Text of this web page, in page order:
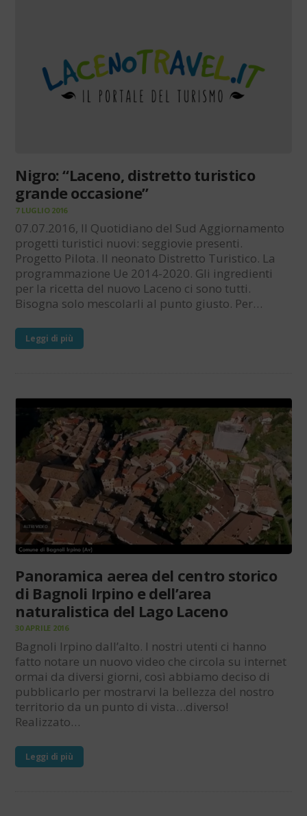
Nigro: “Laceno, distretto turistico
grande occasione”
7 LUGLIO 2016
07.07.2016, Il Quotidiano del Sud Aggiornamento
progetti turistici nuovi: seggiovie presenti.
Progetto Pilota. Il neonato Distretto Turistico. La
programmazione Ue 2014-2020. Gli ingredienti
per la ricetta del nuovo Laceno ci sono tutti.
Bisogna solo mescolarli al punto giusto. Per…
Leggi di più
Panoramica aerea del centro storico
di Bagnoli Irpino e dell’area
naturalistica del Lago Laceno
30 APRILE 2016
Bagnoli Irpino dall’alto. I nostri utenti ci hanno
fatto notare un nuovo video che circola su internet
ormai da diversi giorni, così abbiamo deciso di
pubblicarlo per mostrarvi la bellezza del nostro
territorio da un punto di vista…diverso!
Realizzato…
Leggi di più